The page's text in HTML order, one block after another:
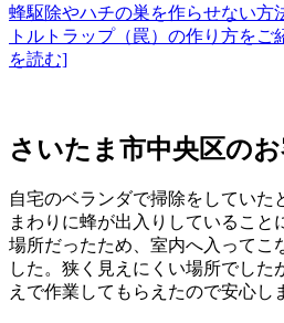
蜂駆除やハチの巣を作らせない方
トルトラップ（罠）の作り方をご
を読む]
さいたま市中央区の
自宅のベランダで掃除をしていた
まわりに蜂が出入りしていること
場所だったため、室内へ入ってこ
した。狭く見えにくい場所でした
えで作業してもらえたので安心し